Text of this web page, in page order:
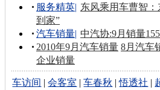
服务精英| 东风乘用车曹智
到家”
汽车销量| 中汽协:9月销量
2010年9月汽车销量 8月汽车
企业销量
车访间 |会客室 |车春秋 |悟透社 |